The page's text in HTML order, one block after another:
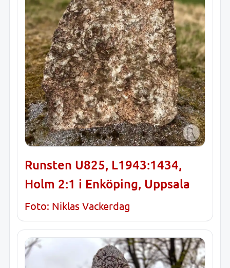
Runsten U825, L1943:1434,
Holm 2:1 i Enköping, Uppsala
Foto: Niklas Vackerdag